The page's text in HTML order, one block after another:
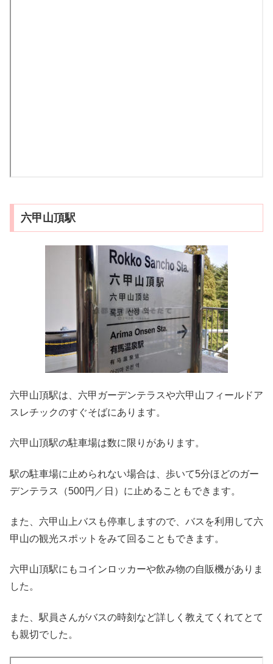
六甲山頂駅
六甲山頂駅は、六甲ガーデンテラスや六甲山フィールドア
スレチックのすぐそばにあります。
六甲山頂駅の駐車場は数に限りがあります。
駅の駐車場に止められない場合は、歩いて5分ほどのガー
デンテラス（500円／日）に止めることもできます。
また、六甲山上バスも停車しますので、バスを利用して六
甲山の観光スポットをみて回ることもできます。
六甲山頂駅にもコインロッカーや飲み物の自販機がありま
した。
また、駅員さんがバスの時刻など詳しく教えてくれてとて
も親切でした。